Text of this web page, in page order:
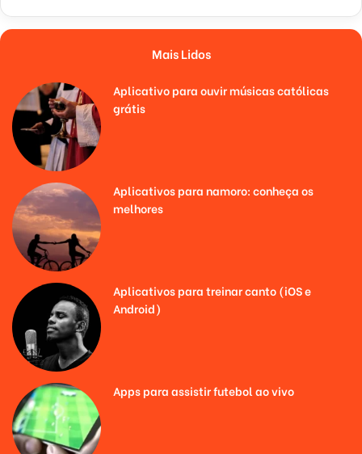
Mais Lidos
Aplicativo para ouvir músicas católicas
grátis
Aplicativos para namoro: conheça os
melhores
Aplicativos para treinar canto (iOS e
Android)
Apps para assistir futebol ao vivo